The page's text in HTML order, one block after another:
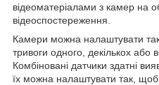
відеоматеріалами з камер на
відеоспостереження.
Камери можна налаштувати
тривоги одного, декількох або
Комбіновані датчики здатні
їх можна налаштувати так,